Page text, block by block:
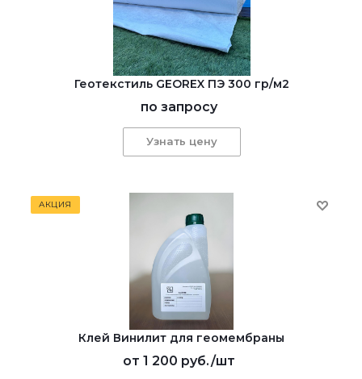
Геотекстиль GEOREX ПЭ 300 гр/м2
по запросу
Узнать цену
АКЦИЯ
Клей Винилит для геомембраны
от 1 200 руб./шт